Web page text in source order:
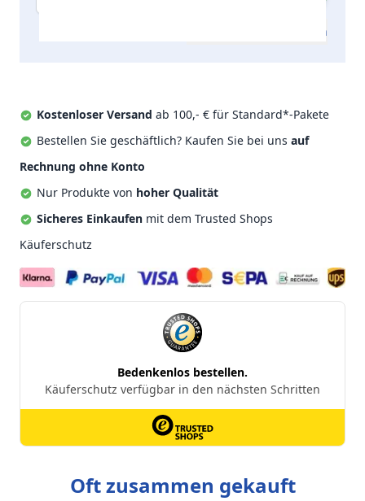
Zum Angebot hinzufügen
Kostenloser Versand ab 100,- € für Standard*-Pakete
Bestellen Sie geschäftlich? Kaufen Sie bei uns auf
Rechnung ohne Konto
Nur Produkte von hoher Qualität
Sicheres Einkaufen mit dem Trusted Shops
Käuferschutz
Oft zusammen gekauft